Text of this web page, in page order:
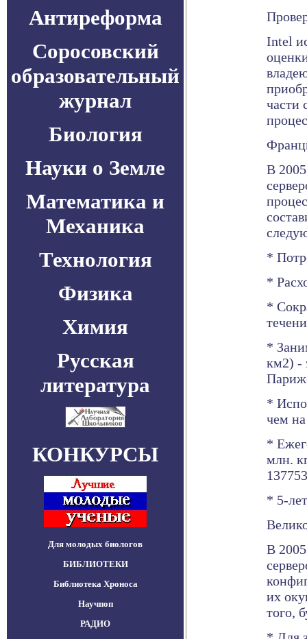
Антиреформа
Соросовский
образовательный
журнал
Биология
Науки о Земле
Математика и
Механика
Технология
Физика
Химия
Русская
литература
КОНКУРСЫ
Для молодых биологов
БИБЛИОТЕКИ
Библиотека Хроноса
Научпоп
РАДИО
Intel
части
В
*
*
*
*
км2) -
*
чем
*
млн.
* 5-
В
их
того,